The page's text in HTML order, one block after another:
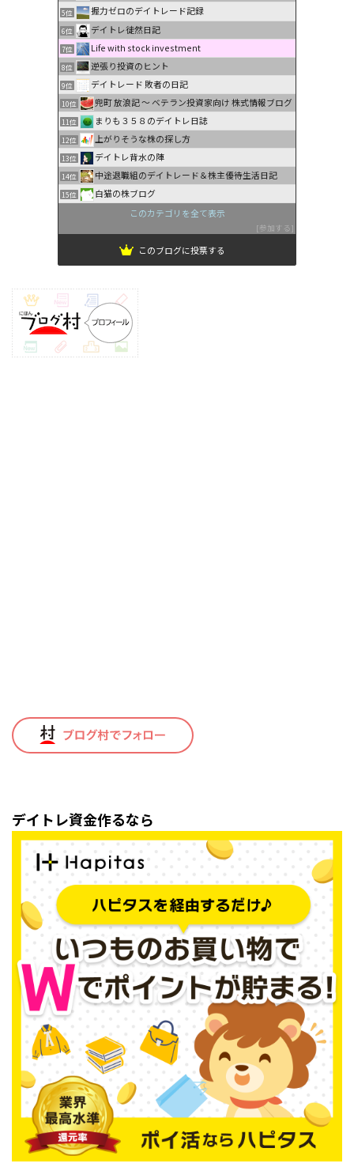
5位 握力ゼロのデイトレード記録
6位 デイトレ徒然日記
7位 Life with stock investment
8位 逆張り投資のヒント
9位 デイトレード 敗者の日記
10位 兜町 放浪記 〜 ベテラン投資家向け 株式情報ブログ
11位 まりも３５８のデイトレ日誌
12位 上がりそうな株の探し方
13位 デイトレ背水の陣
14位 中途退職組のデイトレード＆株主優待生活日記
15位
白猫の株ブログ
このカテゴリを全て表示
参加する
このブログに投票する
デイトレ資金作るなら